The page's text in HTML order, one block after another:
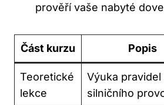
prověří vaše nabyté
Část kurzu Popis
Teoretické
lekce
Výuka pravidel
silničního